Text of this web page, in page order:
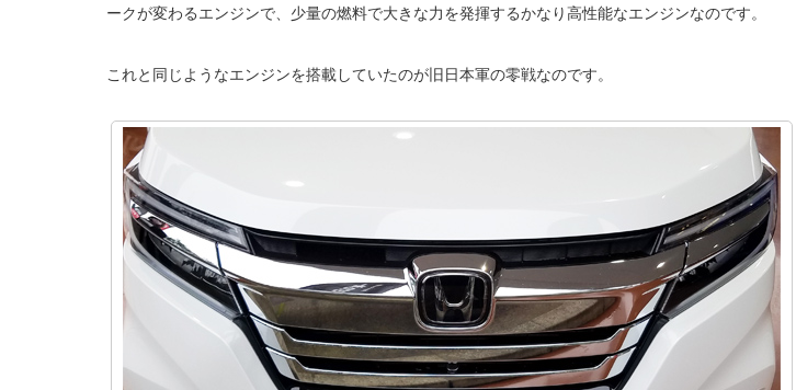
ークが変わるエンジンで、少量の燃料で大きな力を発揮するかなり高性能なエンジンなのです。
これと同じようなエンジンを搭載していたのが旧日本軍の零戦なのです。